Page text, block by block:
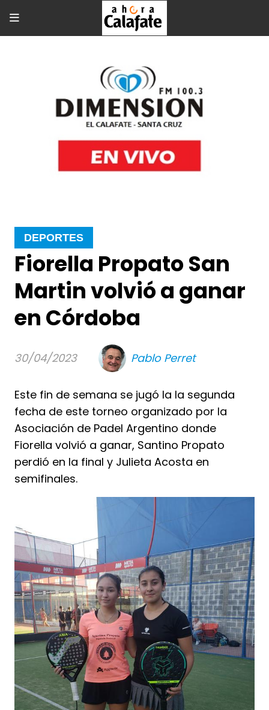
Fiorella Propato San
Martin volvió a ganar
en Córdoba
Este fin de semana se jugó la la segunda
fecha de este torneo organizado por la
Asociación de Padel Argentino donde
Fiorella volvió a ganar, Santino Propato
perdió en la final y Julieta Acosta en
semifinales.
DEPORTES
30/04/2023 Pablo Perret